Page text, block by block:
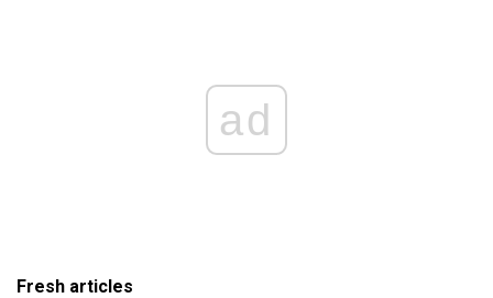
ad
Fresh articles